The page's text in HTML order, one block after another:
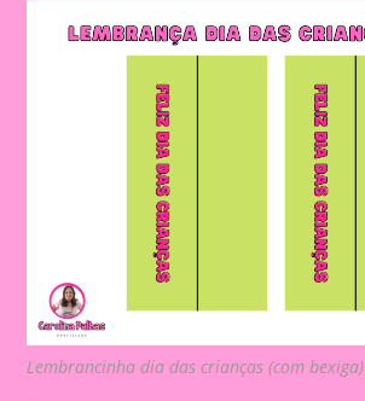
Lembrancinha dia das crianças (com bexiga)